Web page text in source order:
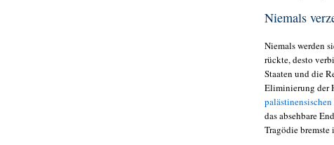
Niemals
Niemals werden
rückte, desto
Staaten und die
Eliminierung der
das absehbare
Tragödie